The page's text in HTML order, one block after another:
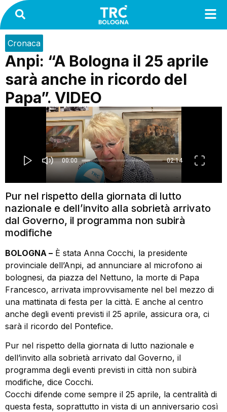
Cronaca
Anpi: “A Bologna il 25 aprile
sarà anche in ricordo del
Papa”. VIDEO
Pur nel rispetto della giornata di lutto
nazionale e dell’invito alla sobrietà arrivato
dal Governo, il programma non subirà
modifiche
BOLOGNA – È stata Anna Cocchi, la presidente
provinciale dell’Anpi, ad annunciare al microfono ai
bolognesi, da piazza del Nettuno, la morte di Papa
Francesco, arrivata improvvisamente nel bel mezzo di
una mattinata di festa per la città. E anche al centro
anche degli eventi previsti il 25 aprile, assicura ora, ci
sarà il ricordo del Pontefice.
Pur nel rispetto della giornata di lutto nazionale e
dell’invito alla sobrietà arrivato dal Governo, il
programma degli eventi previsti in città non subirà
modifiche, dice Cocchi.
Cocchi difende come sempre il 25 aprile, la centralità di
questa festa, soprattutto in vista di un anniversario così